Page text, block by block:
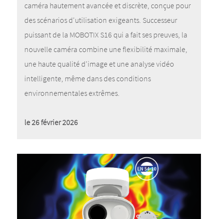
caméra hautement avancée et discrète, conçue pour
des scénarios d'utilisation exigeants. Successeur
puissant de la MOBOTIX S16 qui a fait ses preuves, la
nouvelle caméra combine une flexibilité maximale,
une haute qualité d'image et une analyse vidéo
intelligente, même dans des conditions
environnementales extrêmes.
le 26 février 2026